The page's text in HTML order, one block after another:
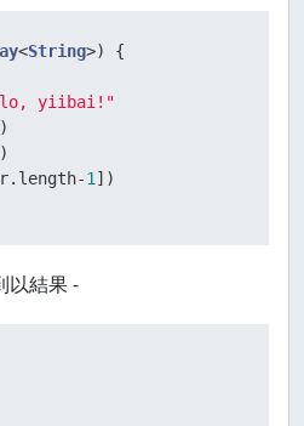
<String>) {
yiibai!"
1 ])
以結果 -